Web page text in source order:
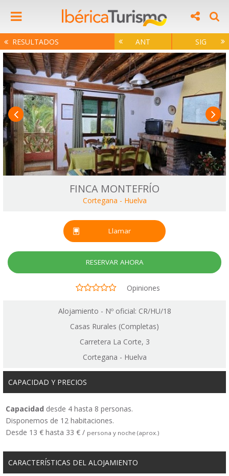
RESULTADOS ANT SIG
FINCA MONTEFRÍO
Cortegana - Huelva
Llamar
RESERVAR AHORA
Opiniones
Alojamiento - Nº oficial: CR/HU/18
Casas Rurales (Completas)
Carretera La Corte, 3
Cortegana - Huelva
CAPACIDAD Y PRECIOS
Capacidad desde 4 hasta 8 personas.
Disponemos de 12 habitaciones.
Desde 13 € hasta 33 € / persona y noche (aprox.)
CARACTERÍSTICAS DEL ALOJAMIENTO